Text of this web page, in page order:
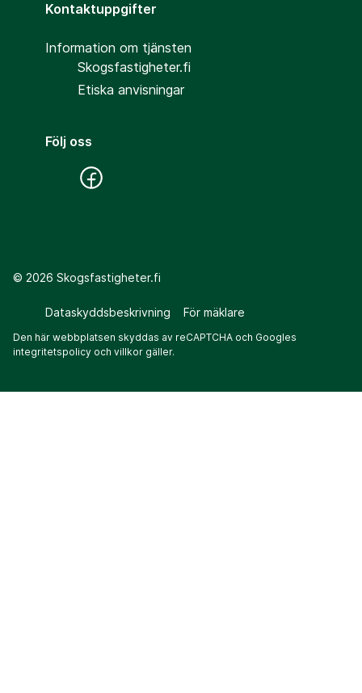
Kontaktuppgifter
Information om tjänsten
Skogsfastigheter.fi
Etiska anvisningar
Följ oss
© 2026 Skogsfastigheter.fi
Dataskyddsbeskrivning För mäklare
Den här webbplatsen skyddas av reCAPTCHA och Googles
integritetspolicy och villkor gäller.